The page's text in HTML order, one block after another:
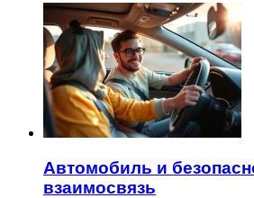
Автомобиль и
взаимосвязь